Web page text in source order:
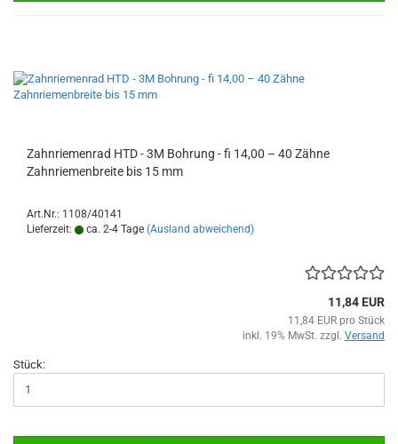
Zahnriemenrad HTD - 3M Bohrung - fi 14,00 – 40 Zähne
Zahnriemenbreite bis 15 mm
Art.Nr.: 1108/40141
Lieferzeit:
ca. 2-4 Tage (Ausland abweichend)
11,84 EUR
11,84 EUR pro Stück
inkl. 19% MwSt. zzgl. Versand
Stück: